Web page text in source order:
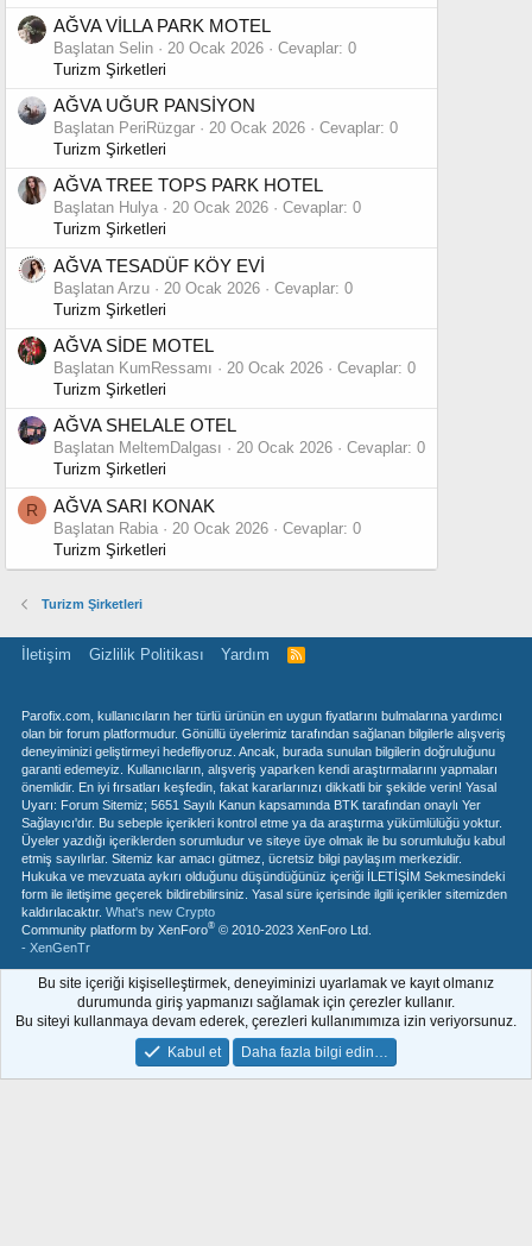
AĞVA VİLLA PARK MOTEL
Başlatan Selin 20 Ocak 2026
Cevaplar: 0
Turizm Şirketleri
AĞVA UĞUR PANSİYON
Başlatan PeriRüzgar 20 Ocak 2026
Cevaplar: 0
Turizm Şirketleri
AĞVA TREE TOPS PARK HOTEL
Başlatan Hulya 20 Ocak 2026
Cevaplar: 0
Turizm Şirketleri
AĞVA TESADÜF KÖY EVİ
Başlatan Arzu 20 Ocak 2026
Cevaplar: 0
Turizm Şirketleri
AĞVA SİDE MOTEL
Başlatan KumRessamı 20 Ocak 2026
Cevaplar: 0
Turizm Şirketleri
AĞVA SHELALE OTEL
Başlatan MeltemDalgası 20 Ocak 2026
Cevaplar: 0
Turizm Şirketleri
R AĞVA SARI KONAK
Başlatan Rabia 20 Ocak 2026
Cevaplar: 0
Turizm Şirketleri
Turizm Şirketleri
İletişim Gizlilik Politikası Yardım
R
Parofix.com, kullanıcıların her türlü ürünün en uygun fiyatlarını bulmalarına yardımcı
olan bir forum platformudur. Gönüllü üyelerimiz tarafından sağlanan bilgilerle alışveriş
deneyiminizi geliştirmeyi hedefliyoruz. Ancak, burada sunulan bilgilerin doğruluğunu
garanti edemeyiz. Kullanıcıların, alışveriş yaparken kendi araştırmalarını yapmaları
önemlidir. En iyi fırsatları keşfedin, fakat kararlarınızı dikkatli bir şekilde verin! Yasal
Uyarı: Forum Sitemiz; 5651 Sayılı Kanun kapsamında BTK tarafından onaylı Yer
Sağlayıcı'dır. Bu sebeple içerikleri kontrol etme ya da araştırma yükümlülüğü yoktur.
Üyeler yazdığı içeriklerden sorumludur ve siteye üye olmak ile bu sorumluluğu kabul
etmiş sayılırlar. Sitemiz kar amacı gütmez, ücretsiz bilgi paylaşım merkezidir.
Hukuka ve mevzuata aykırı olduğunu düşündüğünüz içeriği İLETİŞİM Sekmesindeki
form ile iletişime geçerek bildirebilirsiniz. Yasal süre içerisinde ilgili içerikler sitemizden
kaldırılacaktır.What's new Crypto
Community platform by XenForo® © 2010-2023 XenForo Ltd.
- XenGenTr
Bu site içeriği kişiselleştirmek, deneyiminizi uyarlamak ve kayıt olmanız
durumunda giriş yapmanızı sağlamak için çerezler kullanır.
Bu siteyi kullanmaya devam ederek, çerezleri kullanımımıza izin veriyorsunuz.
Kabul et
Daha fazla bilgi edin…